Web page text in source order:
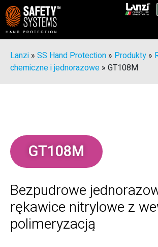
Lanzi » SS Hand Protection » Produkty »
chemiczne i jednorazowe » GT108M
GT108M
Bezpudrowe
rękawice nitrylowe z
polimeryzacją